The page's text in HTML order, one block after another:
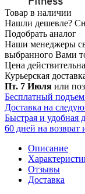
Товар в наличии
Нашли дешевле?
Подобрать аналог
Наши менеджеры
выбранного Вами
Цена
Курьерская
Пт. 7 Июля или
Бесплатный
Доставка на
Быстрая и удобная
60 дней на возврат
Описание
Отзывы
Доставка